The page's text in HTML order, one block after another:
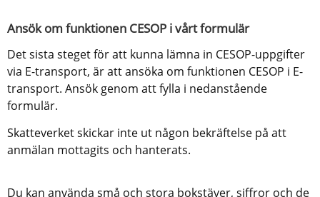
Ansök om funktionen CESOP i vårt formulär
Det sista steget för att kunna lämna in CESOP-uppgifter
via E-transport, är att ansöka om funktionen CESOP i E-
transport. Ansök genom att fylla i nedanstående
formulär.
Skatteverket skickar inte ut någon bekräftelse på att
anmälan mottagits och hanterats.
Du kan använda små och stora bokstäver, siffror och de